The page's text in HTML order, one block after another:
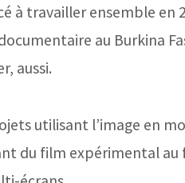
à travailler ensemble en
au Burkina
aussi.
utilisant l’image en
du film expérimental